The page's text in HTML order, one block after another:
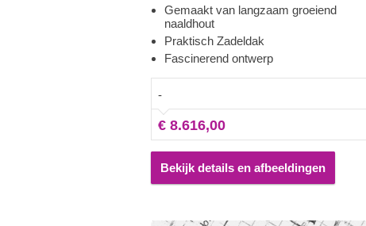
manouvreren biedt. Deze aankoop is er
een die u nog jarenlang van plezier zal
voorzien - de carport is gemaakt van
langzaamgroeiend naaldhout met tand- en
groefplanken en heeft 5-10 jaar
fabrieksgarantie. Tijd om uw tuin te
upgraden en kostbare tijd te besparen die
u anders in de ochtend aan het onderhoud
een koopje gesproken!
Gemaakt van langzaam groeiend
naaldhout
Praktisch Zadeldak
Fascinerend ontwerp
-
€ 8.616,00
Bekijk details en afbeeldingen